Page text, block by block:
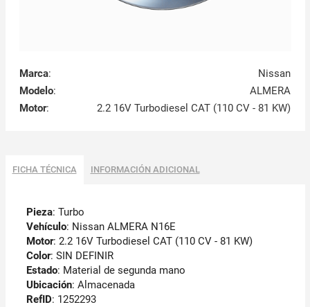
Marca:
Nissan
Modelo:
ALMERA
Motor: 2.2 16V Turbodiesel CAT (110 CV - 81 KW)
FICHA TÉCNICA INFORMACIÓN ADICIONAL
Pieza: Turbo
Vehículo: Nissan ALMERA N16E
Motor: 2.2 16V Turbodiesel CAT (110 CV - 81 KW)
Color: SIN DEFINIR
Estado: Material de segunda mano
Ubicación: Almacenada
RefID: 1252293